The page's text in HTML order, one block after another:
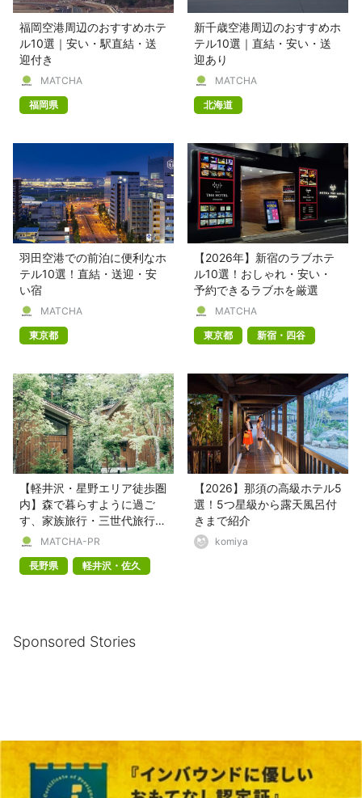
福岡空港周辺のおすすめホテ
ル10選｜安い・駅直結・送
迎付き
MATCHA
福岡県
新千歳空港周辺のおすすめホ
テル10選｜直結・安い・送
迎あり
MATCHA
北海道
羽田空港での前泊に便利なホ
テル10選！直結・送迎・安
い宿
MATCHA
東京都
【2026年】新宿のラブホテ
ル10選！おしゃれ・安い・
予約できるラブホを厳選
MATCHA
東京都
新宿・四谷
【軽井沢・星野エリア徒歩圏
内】森で暮らすように過ご
す、家族旅行・三世代旅行・
記念日旅行を彩る上質な一棟
VILLA」
MATCHA-PR
長野県
軽井沢・佐久
【2026】那須の高級ホテル5
選！5つ星級から露天風呂付
きまで紹介
komiya
Sponsored Stories